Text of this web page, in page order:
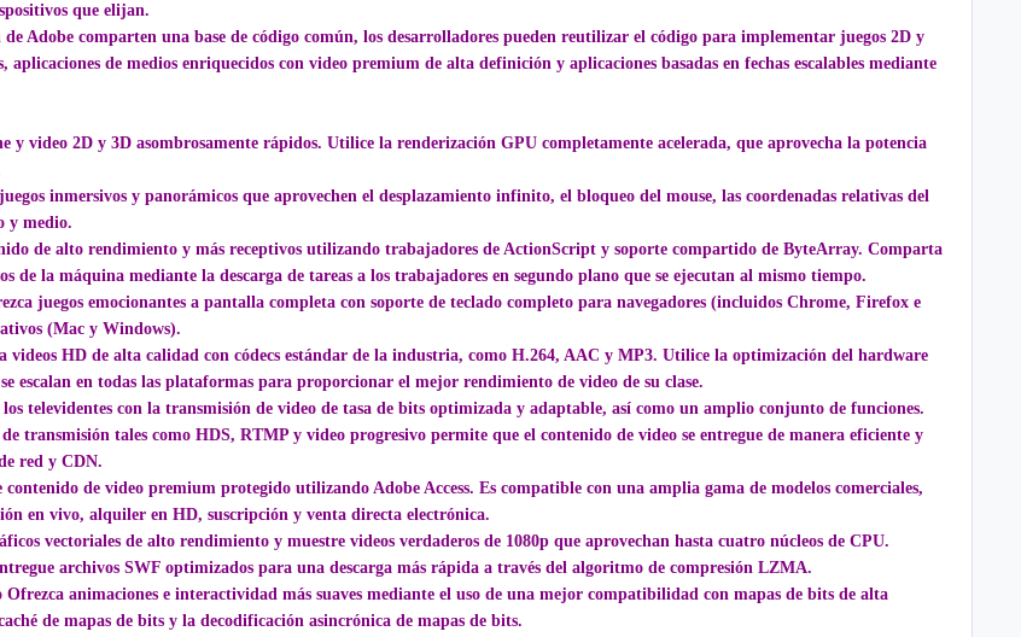
que elijan.
de Adobe comparten una base de código común, los desarrolladores pueden reutilizar el código para implementar juegos 2D y
aplicaciones de medios enriquecidos con video premium de alta definición y aplicaciones basadas en fechas escalables mediante
y video 2D y 3D asombrosamente rápidos. Utilice la renderización GPU completamente acelerada, que aprovecha la potencia
inmersivos y panorámicos que aprovechen el desplazamiento infinito, el bloqueo del mouse, las coordenadas relativas del
y medio.
de alto rendimiento y más receptivos utilizando trabajadores de ActionScript y soporte compartido de ByteArray. Comparta
de la máquina mediante la descarga de tareas a los trabajadores en segundo plano que se ejecutan al mismo tiempo.
juegos emocionantes a pantalla completa con soporte de teclado completo para navegadores (incluidos Chrome, Firefox e
(Mac y Windows).
videos HD de alta calidad con códecs estándar de la industria, como H.264, AAC y MP3. Utilice la optimización del hardware
escalan en todas las plataformas para proporcionar el mejor rendimiento de video de su clase.
televidentes con la transmisión de video de tasa de bits optimizada y adaptable, así como un amplio conjunto de funciones.
transmisión tales como HDS, RTMP y video progresivo permite que el contenido de video se entregue de manera eficiente y
red y CDN.
de video premium protegido utilizando Adobe Access. Es compatible con una amplia gama de modelos comerciales,
en vivo, alquiler en HD, suscripción y venta directa electrónica.
vectoriales de alto rendimiento y muestre videos verdaderos de 1080p que aprovechan hasta cuatro núcleos de CPU.
archivos SWF optimizados para una descarga más rápida a través del algoritmo de compresión LZMA.
animaciones e interactividad más suaves mediante el uso de una mejor compatibilidad con mapas de bits de alta
de mapas de bits y la decodificación asincrónica de mapas de bits.